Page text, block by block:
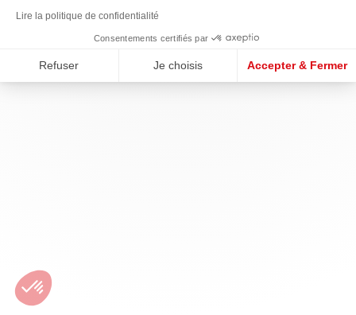
Lire la politique de confidentialité
Consentements certifiés par
Refuser Je choisis Accepter & Fermer